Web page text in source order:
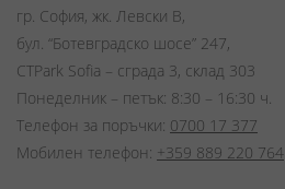
гр. София, жк. Левски В,
бул. “Ботевградско шосе” 247,
CTPark Sofia – сграда 3, склад 303
Понеделник – петък: 8:30 – 16:30 ч.
Телефон за поръчки: 0700 17 377
Мобилен телефон: +359 889 220 764